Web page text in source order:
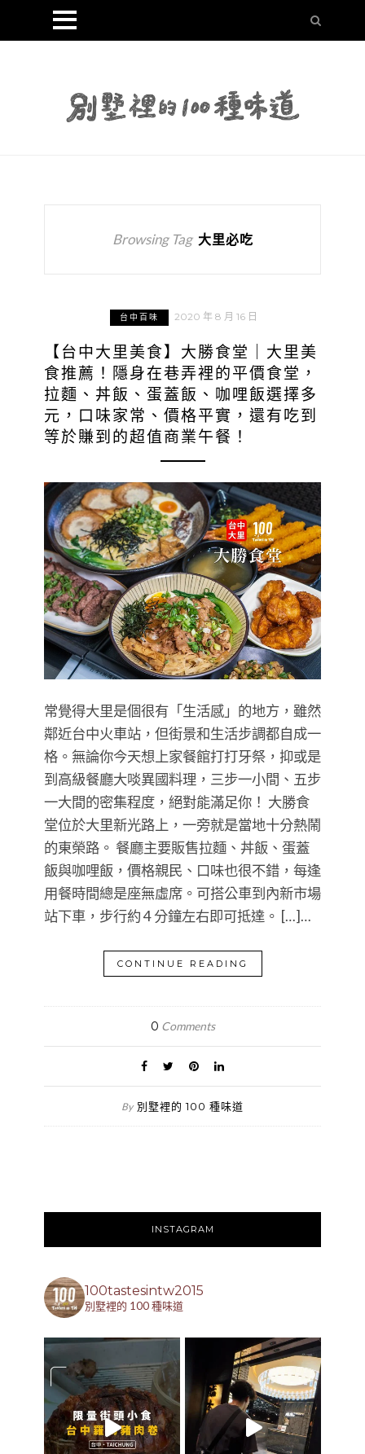
Browsing Tag 大里必吃
台中百味 2020 年 8 月 16 日
【台中大里美食】大勝食堂｜大里美
食推薦！隱身在巷弄裡的平價食堂，
拉麵、丼飯、蛋蓋飯、咖哩飯選擇多
元，口味家常、價格平實，還有吃到
等於賺到的超值商業午餐！
常覺得大里是個很有「生活感」的地方，雖然
鄰近台中火車站，但街景和生活步調都自成一
格。無論你今天想上家餐館打打牙祭，抑或是
到高級餐廳大啖異國料理，三步一小間、五步
一大間的密集程度，絕對能滿足你！ 大勝食
堂位於大里新光路上，一旁就是當地十分熱鬧
的東榮路。 餐廳主要販售拉麵、丼飯、蛋蓋
飯與咖哩飯，價格親民、口味也很不錯，每逢
用餐時間總是座無虛席。可搭公車到內新市場
站下車，步行約 4 分鐘左右即可抵達。 […]…
CONTINUE READING
0 Comments
By 別墅裡的 100 種味道
INSTAGRAM
100tastesintw2015
別墅裡的 100 種味道